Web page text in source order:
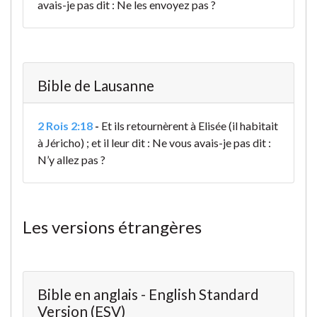
avais-je pas dit : Ne les envoyez pas ?
Bible de Lausanne
2 Rois 2:18 - Et ils retournèrent à Elisée (il habitait
à Jéricho) ; et il leur dit : Ne vous avais-je pas dit :
N’y allez pas ?
Les versions étrangères
Bible en anglais - English Standard
Version (ESV)